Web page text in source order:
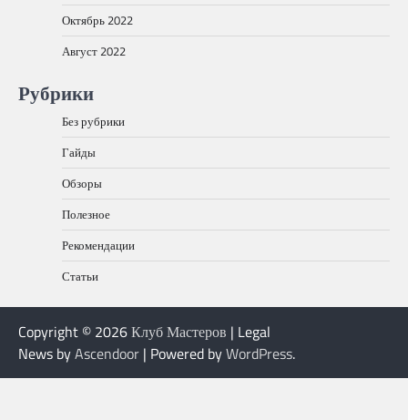
Октябрь 2022
Август 2022
Рубрики
Без рубрики
Гайды
Обзоры
Полезное
Рекомендации
Статьи
Copyright © 2026Клуб Мастеров | Legal
News byAscendoor | Powered byWordPress.